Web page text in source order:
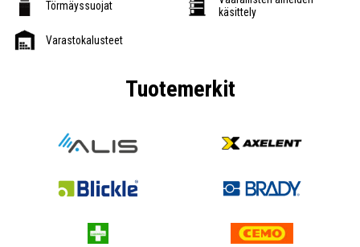
Törmäyssuojat
käsittely
Varastokalusteet
Tuotemerkit